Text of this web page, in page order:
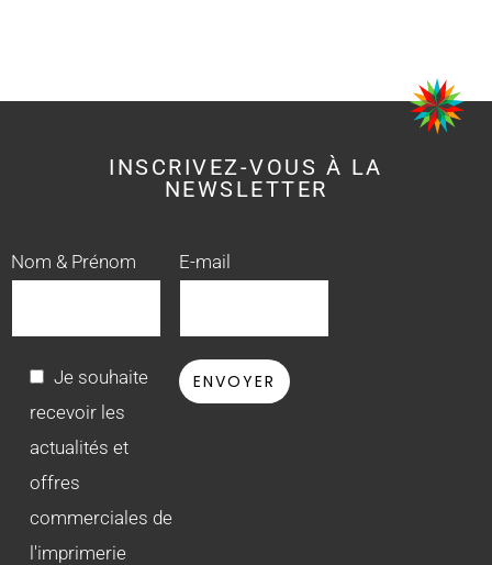
INSCRIVEZ-VOUS À LA
NEWSLETTER
Nom & Prénom E-mail
Je souhaite
recevoir les
actualités et
offres
commerciales de
l'imprimerie